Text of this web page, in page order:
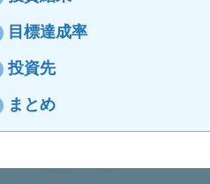
目標達成率
投資先
まとめ